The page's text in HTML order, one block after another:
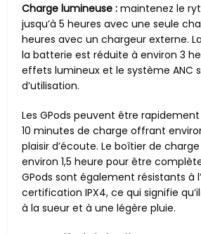
Charge lumineuse : maintenez le
jusqu’à 5 heures avec une seule
heures avec un chargeur externe.
la batterie est réduite à environ 3
effets lumineux et le système ANC
d’utilisation.
Les GPods peuvent être
10 minutes de charge offrant
plaisir d’écoute. Le boîtier de
environ 1,5 heure pour être
GPods sont également résistants à
certification IPX4, ce qui signifie
à la sueur et à une légère pluie.